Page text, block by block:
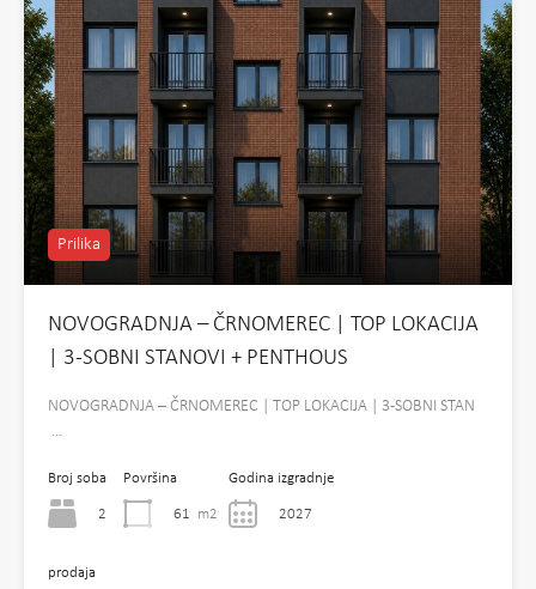
Prilika
NOVOGRADNJA – ČRNOMEREC | TOP LOKACIJA
| 3-SOBNI STANOVI + PENTHOUS
NOVOGRADNJA – ČRNOMEREC | TOP LOKACIJA | 3-SOBNI STAN
…
Broj soba
2
Površina
61 m2
Godina izgradnje
2027
prodaja